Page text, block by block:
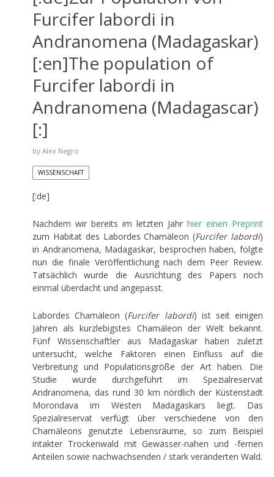
Furcifer labordi in
Andranomena (Madagaskar)
[:en]The population of
Furcifer labordi in
Andranomena (Madagascar)
[:]
by Alex Negro
WISSENSCHAFT
[:de]
Nachdem wir bereits im letzten Jahrhier einen Preprint
zum Habitat des Labordes Chamäleon (Furcifer labordi)
in Andranomena, Madagaskar, besprochen haben, folgte
nun die finale Veröffentlichung nach dem Peer Review.
Tatsächlich wurde die Ausrichtung des Papers noch
einmal überdacht und angepasst.
Labordes Chamäleon (Furcifer labordi) ist seit einigen
Jahren als kurzlebigstes Chamäleon der Welt bekannt.
Fünf Wissenschaftler aus Madagaskar haben zuletzt
untersucht, welche Faktoren einen Einfluss auf die
Verbreitung und Populationsgröße der Art haben. Die
Studie wurde durchgeführt im Spezialreservat
Andranomena, das rund 30 km nördlich der Küstenstadt
Morondava im Westen Madagaskars liegt. Das
Spezialreservat verfügt über verschiedene von den
Chamäleons genutzte Lebensräume, so zum Beispiel
intakter Trockenwald mit Gewässer-nahen und -fernen
Anteilen sowie nachwachsenden / stark veränderten Wald.